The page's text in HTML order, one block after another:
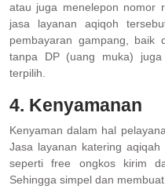
atau juga menelepon nomor
jasa layanan aqiqoh
pembayaran gampang, baik
tanpa DP (uang muka)
terpilih.
4. Kenyamanan
Kenyaman dalam hal
Jasa layanan katering
seperti free ongkos kirim
Sehingga simpel dan